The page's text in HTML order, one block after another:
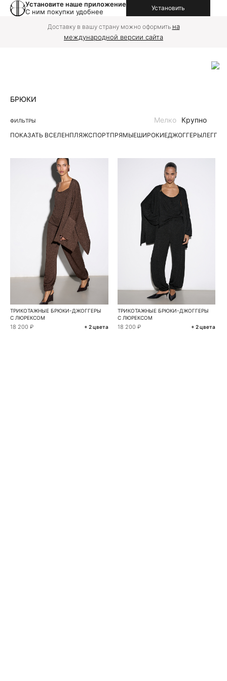
Установите наше приложение
С ним покупки удобнее
Установить
Доставку в вашу страну можно оформить на
международной версии сайта
БРЮКИ
ФИЛЬТРЫ
ПОКАЗАТЬ ВСЕЛЕНПЛЯЖСПОРТПРЯМЫЕШИРОКИЕДЖОГГЕРЫ
Мелко Крупно
ТРИКОТАЖНЫЕ БРЮКИ-ДЖОГГЕРЫ
С ЛЮРЕКСОМ
18 200 ₽ + 2 цвета
ТРИКОТАЖНЫЕ БРЮКИ-ДЖОГГЕРЫ
С ЛЮРЕКСОМ
18 200 ₽ + 2 цвета